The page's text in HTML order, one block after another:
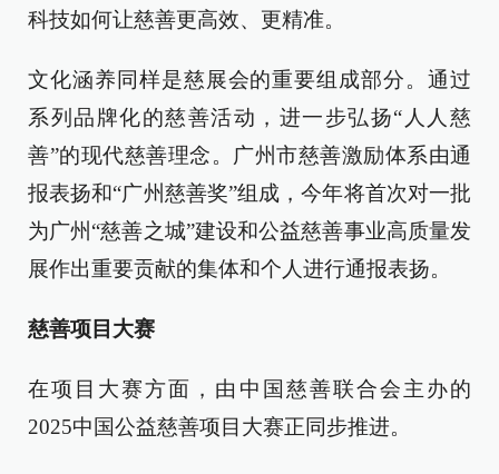
科技如何让慈善更高效、更精准。
文化涵养同样是慈展会的重要组成部分。通过
系列品牌化的慈善活动，进一步弘扬“人人慈
善”的现代慈善理念。广州市慈善激励体系由通
报表扬和“广州慈善奖”组成，今年将首次对一批
为广州“慈善之城”建设和公益慈善事业高质量发
展作出重要贡献的集体和个人进行通报表扬。
慈善项目大赛
在项目大赛方面，由中国慈善联合会主办的
2025中国公益慈善项目大赛正同步推进。